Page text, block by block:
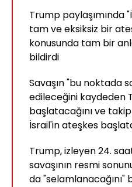
Trump paylaşımında
tam ve eksiksiz bir
konusunda tam bir
bildirdi
Savaşın "bu noktada
edileceğini kaydeden
başlatacağını ve
İsrail'in ateşkes
Trump, izleyen 24.
savaşının resmi
da "selamlanacağını"